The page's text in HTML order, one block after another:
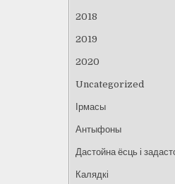
2018
2019
2020
Uncategorized
Ірмасы
Антыфоны
Дастойна ёсць і
Калядкі